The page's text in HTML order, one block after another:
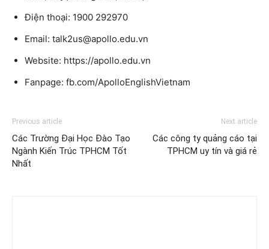
Điện thoại: 1900 292970
Email: talk2us@apollo.edu.vn
Website: https://apollo.edu.vn
Fanpage: fb.com/ApolloEnglishVietnam
Previous article
Các Trường Đại Học Đào Tạo
Ngành Kiến Trúc TPHCM Tốt
Nhất
Next article
Các công ty quảng cáo tại
TPHCM uy tín và giá rẻ